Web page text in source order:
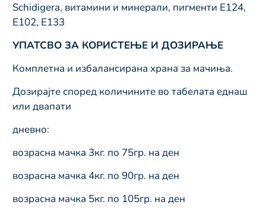
Schidigera, витамини и минерали, пигменти Е124,
Е102, Е133
УПАТСВО ЗА КОРИСТЕЊЕ И ДОЗИРАЊЕ
Комплетна и избалансирана храна за мачиња.
Дозирајте според количините во табелата еднаш
или двапати
дневно:
возрасна мачка 3кг. по 75гр. на ден
возрасна мачка 4кг. по 90гр. на ден
возрасна мачка 5кг. по 105гр. на ден